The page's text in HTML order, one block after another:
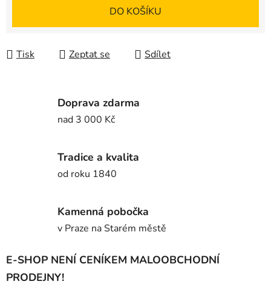
DO KOŠÍKU
Tisk Zeptat se Sdílet
Doprava zdarma
nad 3 000 Kč
Tradice a kvalita
od roku 1840
Kamenná pobočka
v Praze na Starém městě
E-SHOP NENÍ CENÍKEM MALOOBCHODNÍ
PRODEJNY!